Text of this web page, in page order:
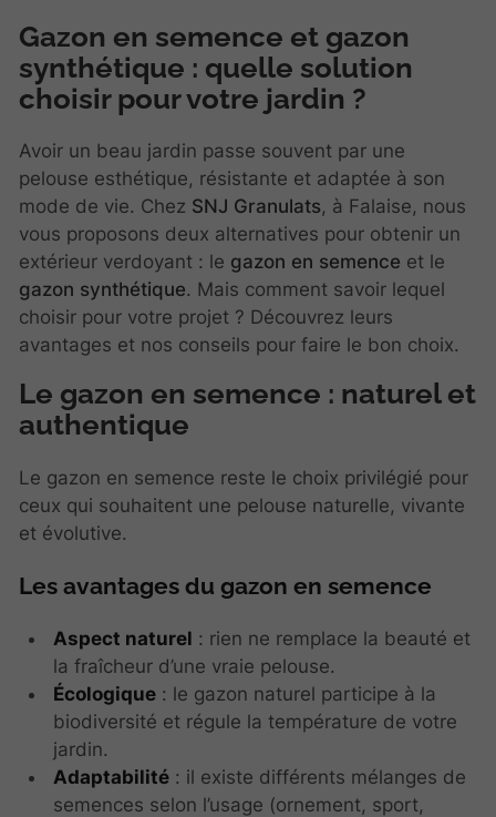
Gazon en semence et gazon
synthétique : quelle solution
choisir pour votre jardin ?
Avoir un beau jardin passe souvent par une
pelouse esthétique, résistante et adaptée à son
mode de vie. Chez SNJ Granulats, à Falaise, nous
vous proposons deux alternatives pour obtenir un
extérieur verdoyant : le gazon en semence et le
gazon synthétique. Mais comment savoir lequel
choisir pour votre projet ? Découvrez leurs
avantages et nos conseils pour faire le bon choix.
Le gazon en semence : naturel et
authentique
Le gazon en semence reste le choix privilégié pour
ceux qui souhaitent une pelouse naturelle, vivante
et évolutive.
Les avantages du gazon en semence
Aspect naturel : rien ne remplace la beauté et
la fraîcheur d’une vraie pelouse.
Écologique : le gazon naturel participe à la
biodiversité et régule la température de votre
jardin.
Adaptabilité : il existe différents mélanges de
semences selon l’usage (ornement, sport,